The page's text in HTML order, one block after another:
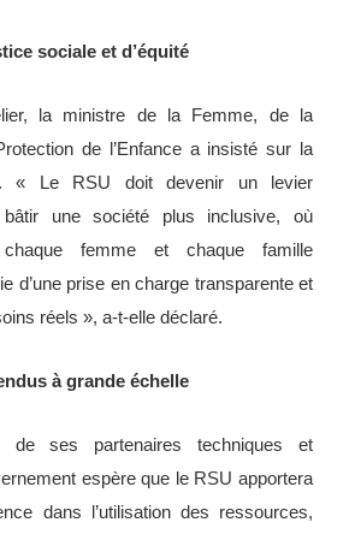
sociale et d’équité
la ministre de la Femme, de la
de l’Enfance a insisté sur la
« Le RSU doit devenir un levier
bâtir une société plus inclusive, où
femme et chaque famille
d’une prise en charge transparente et
réels », a-t-elle déclaré.
à grande échelle
de ses partenaires techniques et
espère que le RSU apportera
dans l’utilisation des ressources,